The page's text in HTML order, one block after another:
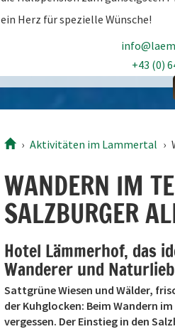
August
27 28 29 30 31 1 2
17 18 19 20 21 22 23
24 25 26 27 28 29 30
31 1 2 3 4 5 6
ein Herz für spezielle Wünsche!
+43 (0)
Aktivitäten im Lammertal
WANDERN IM
SALZBURGER
Hotel Lämmerhof, das
Wanderer und
Sattgrüne Wiesen und Wälder,
der Kuhglocken: Beim Wandern
vergessen. Der Einstieg in den